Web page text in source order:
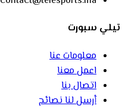
تيلي سبورت
معلومات عنا
اعمل معنا
اتصال بنا
أرسل لنا نصائح